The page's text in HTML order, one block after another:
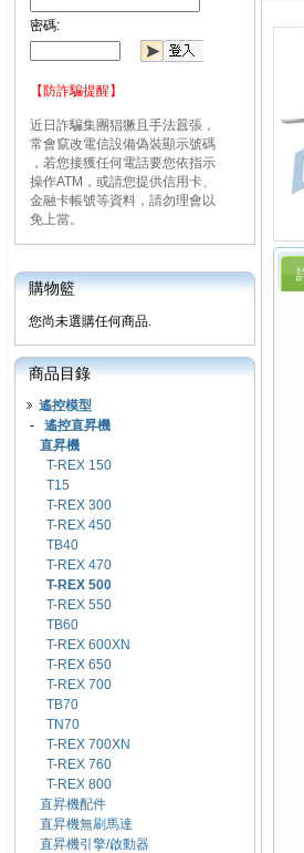
密碼:
【防詐騙提醒】
近日詐騙集團猖獗且手法囂張，
常會竄改電信設備偽裝顯示號碼
，若您接獲任何電話要您依指示
操作ATM，或請您提供信用卡、
金融卡帳號等資料，請勿理會以
免上當。
購物籃
您尚未選購任何商品.
商品目錄
遙控模型
- 遙控直昇機
直昇機
T-REX 150
T15
T-REX 300
T-REX 450
TB40
T-REX 470
T-REX 500
T-REX 550
TB60
T-REX 600XN
T-REX 650
T-REX 700
TB70
TN70
T-REX 700XN
T-REX 760
T-REX 800
直昇機配件
直昇機無刷馬達
直昇機引擎/啟動器